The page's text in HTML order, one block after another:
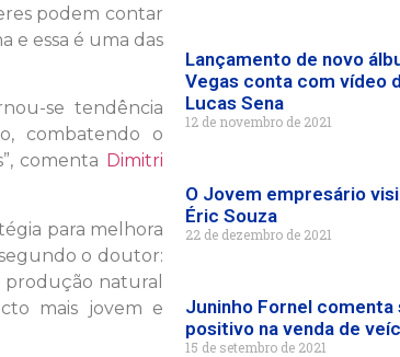
podem contar
e essa é uma das
se tendência
combatendo o
comenta Dimitri
para melhora
o doutor:
produção natural
mais jovem e
Lançamento de novo
Vegas conta com vídeo
Lucas Sena
12 de novembro de 2021
O Jovem empresário
Éric Souza
22 de dezembro de 2021
Juninho Fornel comenta
positivo na venda de
15 de setembro de 2021